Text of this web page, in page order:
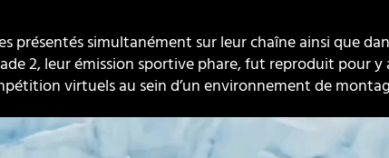
présentés simultanément sur leur chaîne ainsi que
2, leur émission sportive phare, fut reproduit pour y
virtuels au sein d’un environnement de